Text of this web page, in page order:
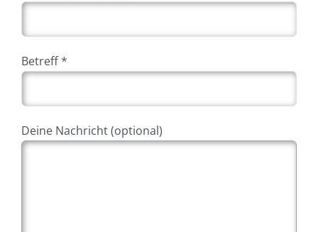
Betreff *
Deine Nachricht (optional)